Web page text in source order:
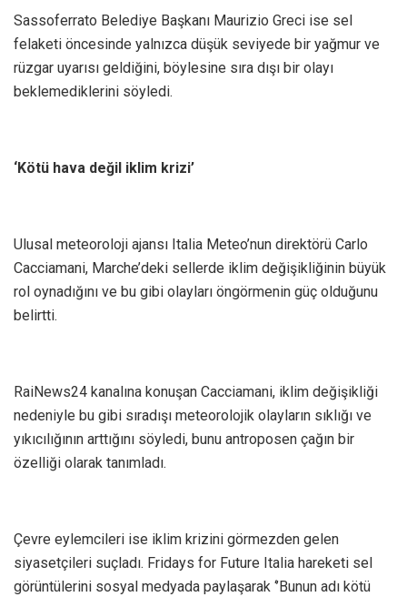
Sassoferrato Belediye Başkanı Maurizio Greci ise sel
felaketi öncesinde yalnızca düşük seviyede bir yağmur ve
rüzgar uyarısı geldiğini, böylesine sıra dışı bir olayı
beklemediklerini söyledi.
‘Kötü hava değil iklim krizi’
Ulusal meteoroloji ajansı Italia Meteo’nun direktörü Carlo
Cacciamani, Marche’deki sellerde iklim değişikliğinin büyük
rol oynadığını ve bu gibi olayları öngörmenin güç olduğunu
belirtti.
RaiNews24 kanalına konuşan Cacciamani, iklim değişikliği
nedeniyle bu gibi sıradışı meteorolojik olayların sıklığı ve
yıkıcılığının arttığını söyledi, bunu antroposen çağın bir
özelliği olarak tanımladı.
Çevre eylemcileri ise iklim krizini görmezden gelen
siyasetçileri suçladı. Fridays for Future Italia hareketi sel
görüntülerini sosyal medyada paylaşarak ‘’Bunun adı kötü